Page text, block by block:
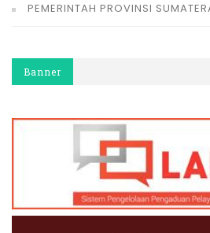
PEMERINTAH PROVINSI
Banner